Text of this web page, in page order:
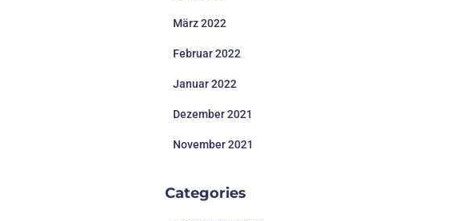
März 2022
Februar 2022
Januar 2022
Dezember 2021
November 2021
Categories